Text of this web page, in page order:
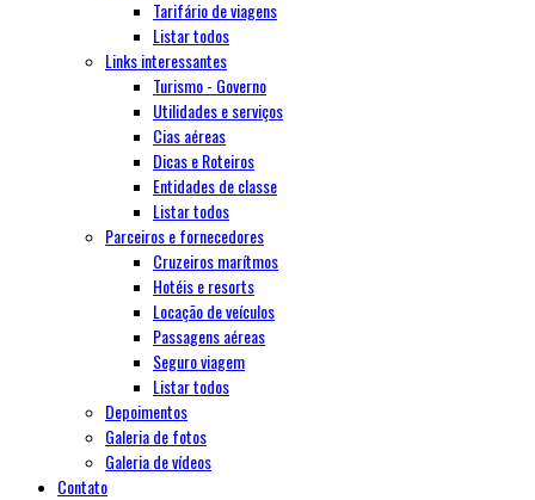
Tarifário de viagens
Listar todos
Links interessantes
Turismo - Governo
Utilidades e serviços
Cias aéreas
Dicas e Roteiros
Entidades de classe
Listar todos
Parceiros e fornecedores
Cruzeiros marítmos
Hotéis e resorts
Locação de veículos
Passagens aéreas
Seguro viagem
Listar todos
Depoimentos
Galeria de fotos
Galeria de vídeos
Contato